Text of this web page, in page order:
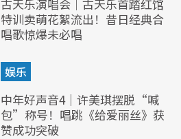
古天乐演唱会｜古天乐首踏红馆
特训卖萌花絮流出！昔日经典合
唱歌惊爆未必唱
娱乐
中年好声音4｜许美琪摆脱“喊
包”称号！唱跳《给爱丽丝》获
赞成功突破